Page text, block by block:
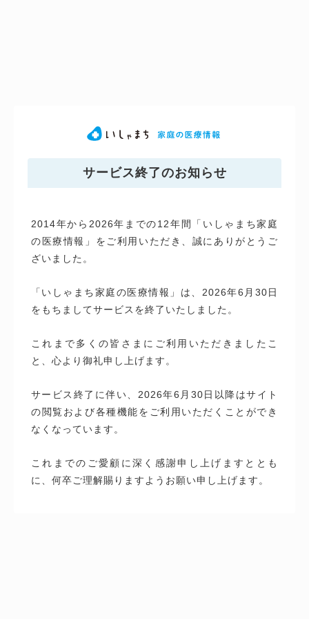
サービス終了のお知らせ
2014年から2026年までの12年間「いしゃまち家庭
の医療情報」をご利用いただき、誠にありがとうご
ざいました。
「いしゃまち家庭の医療情報」は、2026年6月30日
をもちましてサービスを終了いたしました。
これまで多くの皆さまにご利用いただきましたこ
と、心より御礼申し上げます。
サービス終了に伴い、2026年6月30日以降はサイト
の閲覧および各種機能をご利用いただくことができ
なくなっています。
これまでのご愛顧に深く感謝申し上げますととも
に、何卒ご理解賜りますようお願い申し上げます。